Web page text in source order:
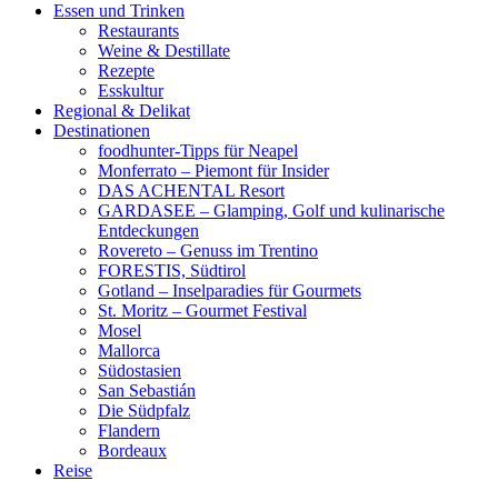
Essen und Trinken
Restaurants
Weine & Destillate
Rezepte
Esskultur
Regional & Delikat
Destinationen
foodhunter-Tipps für Neapel
Monferrato – Piemont für Insider
DAS ACHENTAL Resort
GARDASEE – Glamping, Golf und kulinarische
Entdeckungen
Rovereto – Genuss im Trentino
FORESTIS, Südtirol
Gotland – Inselparadies für Gourmets
St. Moritz – Gourmet Festival
Mosel
Mallorca
Südostasien
San Sebastián
Die Südpfalz
Flandern
Bordeaux
Reise